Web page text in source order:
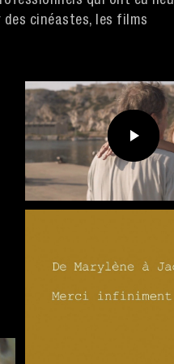
cinéastes, les films